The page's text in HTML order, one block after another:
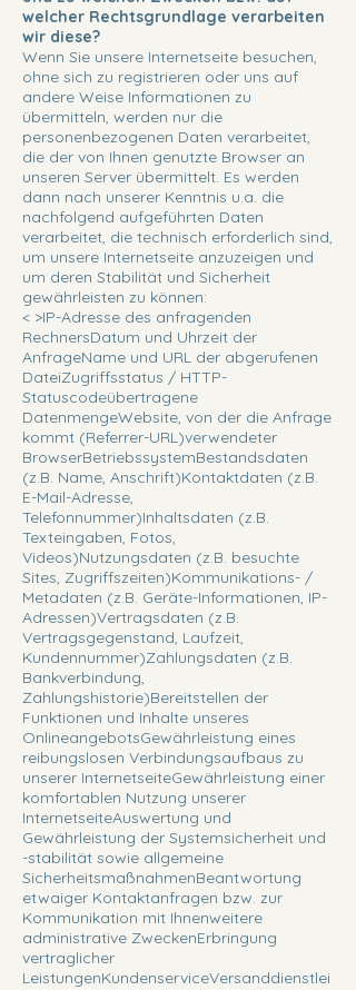
welcher Rechtsgrundlage verarbeiten
wir diese?
Wenn Sie unsere Internetseite besuchen,
ohne sich zu registrieren oder uns auf
andere Weise Informationen zu
übermitteln, werden nur die
personenbezogenen Daten verarbeitet,
die der von Ihnen genutzte Browser an
unseren Server übermittelt. Es werden
dann nach unserer Kenntnis u.a. die
nachfolgend aufgeführten Daten
verarbeitet, die technisch erforderlich sind,
um unsere Internetseite anzuzeigen und
um deren Stabilität und Sicherheit
gewährleisten zu können:
< >IP-Adresse des anfragenden
RechnersDatum und Uhrzeit der
AnfrageName und URL der abgerufenen
DateiZugriffsstatus / HTTP-
Statuscodeübertragene
DatenmengeWebsite, von der die Anfrage
kommt (Referrer-URL)verwendeter
BrowserBetriebssystemBestandsdaten
(z.B. Name, Anschrift)Kontaktdaten (z.B.
E-Mail-Adresse,
Telefonnummer)Inhaltsdaten (z.B.
Texteingaben, Fotos,
Videos)Nutzungsdaten (z.B. besuchte
Sites, Zugriffszeiten)Kommunikations- /
Metadaten (z.B. Geräte-Informationen, IP-
Adressen)Vertragsdaten (z.B.
Vertragsgegenstand, Laufzeit,
Kundennummer)Zahlungsdaten (z.B.
Bankverbindung,
Zahlungshistorie)Bereitstellen der
Funktionen und Inhalte unseres
OnlineangebotsGewährleistung eines
reibungslosen Verbindungsaufbaus zu
unserer InternetseiteGewährleistung einer
komfortablen Nutzung unserer
InternetseiteAuswertung und
Gewährleistung der Systemsicherheit und
-stabilität sowie allgemeine
SicherheitsmaßnahmenBeantwortung
etwaiger Kontaktanfragen bzw. zur
Kommunikation mit Ihnenweitere
administrative ZweckenErbringung
vertraglicher
LeistungenKundenserviceVersanddienstlei